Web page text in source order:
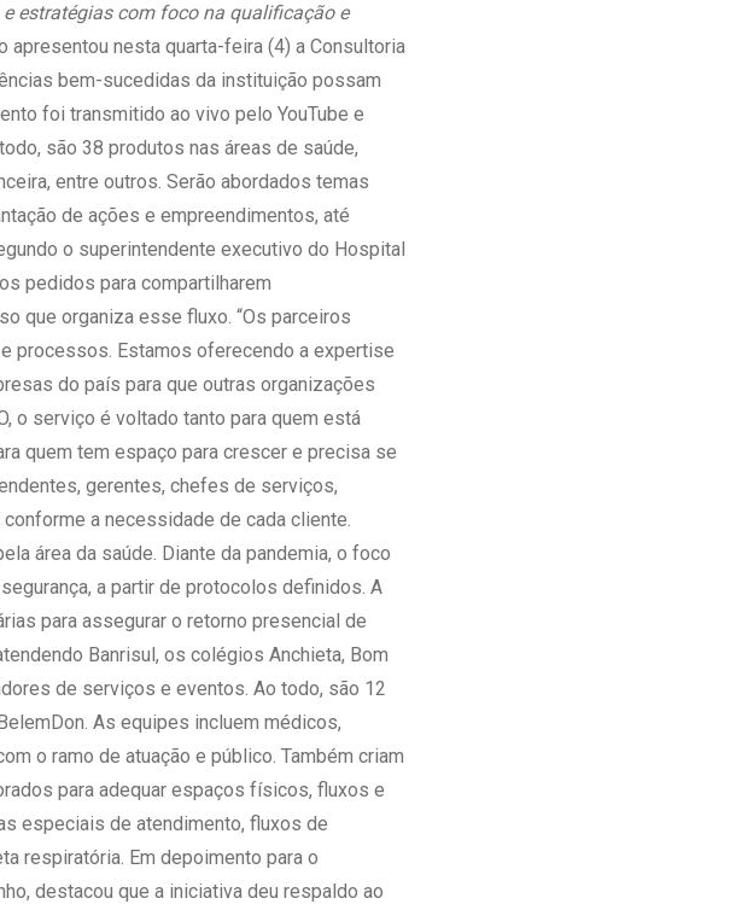
Somos
Ambiental
Social
Social
Digital Moinhos
Empresas
Tele Interconsultas
Cabine Telemedicina
Gestão do Cuidado
estratégias com foco na qualificação e
nesta quarta-feira (4) a Consultoria
bem-sucedidas da instituição possam
foi transmitido ao vivo pelo YouTube e
são 38 produtos nas áreas de saúde,
entre outros. Serão abordados temas
de ações e empreendimentos, até
o superintendente executivo do Hospital
pedidos para compartilharem
que organiza esse fluxo. “Os parceiros
processos. Estamos oferecendo a expertise
do país para que outras organizações
o serviço é voltado tanto para quem está
quem tem espaço para crescer e precisa se
gerentes, chefes de serviços,
a necessidade de cada cliente.
área da saúde. Diante da pandemia, o foco
a partir de protocolos definidos. A
para assegurar o retorno presencial de
Banrisul, os colégios Anchieta, Bom
de serviços e eventos. Ao todo, são 12
As equipes incluem médicos,
o ramo de atuação e público. Também criam
para adequar espaços físicos, fluxos e
especiais de atendimento, fluxos de
respiratória. Em depoimento para o
destacou que a iniciativa deu respaldo ao